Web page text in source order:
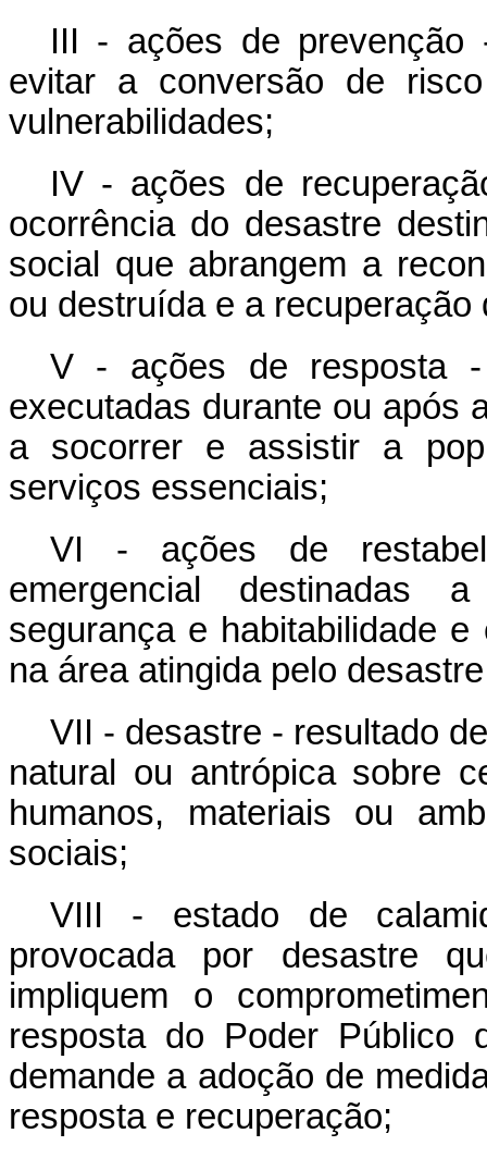
III - ações de prevenção
evitar a conversão de
vulnerabilidades;
IV - ações de
ocorrência do desastre
social que abrangem a
ou destruída e a
V - ações de resposta -
executadas durante ou após
a socorrer e assistir a
serviços essenciais;
VI - ações de
emergencial destinadas
segurança e habitabilidade
na área atingida pelo
VII - desastre - resultado
natural ou antrópica sobre
humanos, materiais ou
sociais;
VIII - estado de
provocada por desastre
impliquem o
resposta do Poder Público
demande a adoção de
resposta e recuperação;